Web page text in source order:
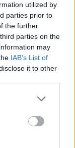
utilized by
parties prior to
the further
parties on the
may
IAB’s List of
it to other